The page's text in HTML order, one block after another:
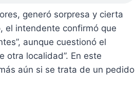
generó sorpresa y cierta
el intendente confirmó que
aunque cuestionó el
otra localidad”. En este
aún si se trata de un pedido